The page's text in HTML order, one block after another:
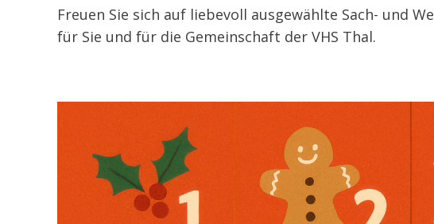
Freuen Sie sich auf liebevoll ausgewählte Sach- und
für Sie und für die Gemeinschaft der VHS Thal.